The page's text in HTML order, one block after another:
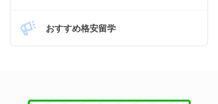
おすすめ格安留学